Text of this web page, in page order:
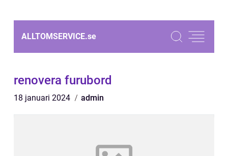
ALLTOMSERVICE.se
renovera furubord
18 januari 2024 admin